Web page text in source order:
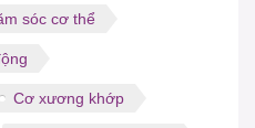
sóc cơ thể
Cơ xương khớp